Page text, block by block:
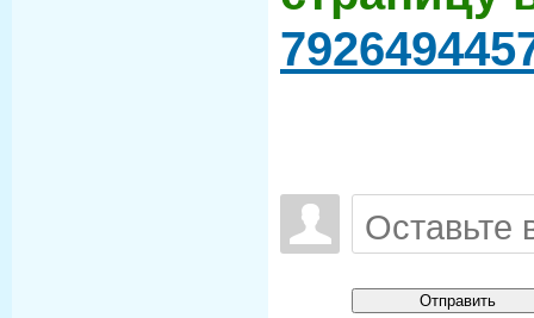
Отправить